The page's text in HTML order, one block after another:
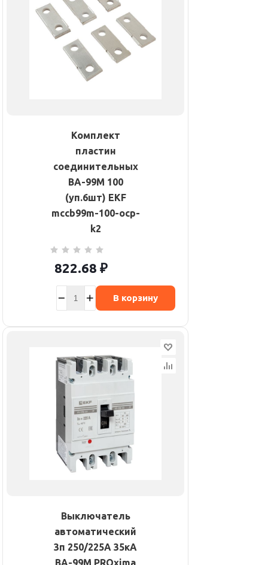
Комплект
пластин
соединительных
ВА-99М 100
(уп.6шт) EKF
mccb99m-100-ocp-
k2
822.68 ₽
В корзину
Выключатель
автоматический
3п 250/225А 35кА
ВА-99М PROxima